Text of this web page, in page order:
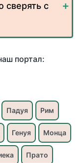
сверять с
портал:
Падуя Рим
Генуя Монца
Прато